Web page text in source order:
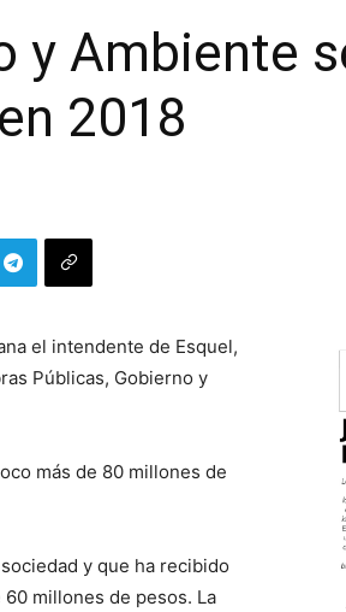
y Ambiente
2018
el intendente de Esquel,
Públicas, Gobierno y
más de 80 millones de
y que ha recibido
millones de pesos. La